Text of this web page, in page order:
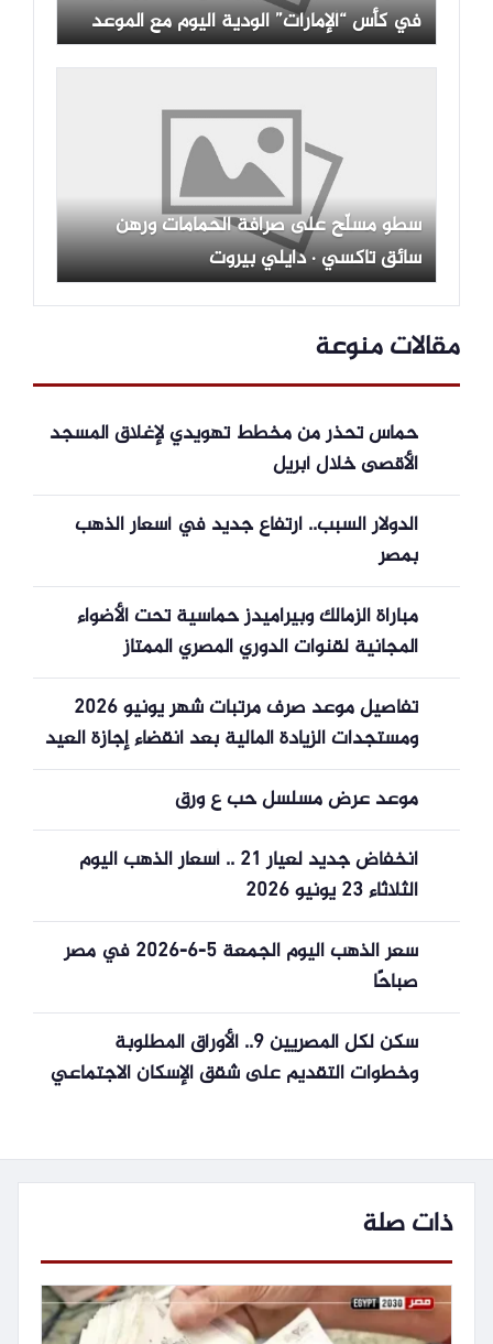
في كأس “ألإمارات” الودية اليوم مع الموعد
والتشكيلة
سطو مسلّح على صرافة الحمامات ورهن
سائق تاكسي · دايلي بيروت
مقالات منوعة
حماس تحذر من مخطط تهويدي لإغلاق المسجد
الأقصى خلال أبريل
الدولار السبب.. ارتفاع جديد في أسعار الذهب
بمصر
مباراة الزمالك وبيراميدز حماسية تحت الأضواء
المجانية لقنوات الدوري المصري الممتاز
تفاصيل موعد صرف مرتبات شهر يونيو 2026
ومستجدات الزيادة المالية بعد انقضاء إجازة العيد
موعد عرض مسلسل حب ع ورق
انخفاض جديد لعيار 21 .. أسعار الذهب اليوم
الثلاثاء 23 يونيو 2026
سعر الذهب اليوم الجمعة 5-6-2026 في مصر
صباحًا
سكن لكل المصريين 9.. الأوراق المطلوبة
وخطوات التقديم على شقق الإسكان الاجتماعي
ذات صلة